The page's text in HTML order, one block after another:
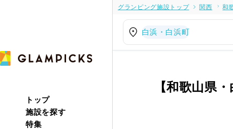
トップ
施設を探す
特集
グランピング施設トップ 関西 和
白浜・白浜町
【和歌山県